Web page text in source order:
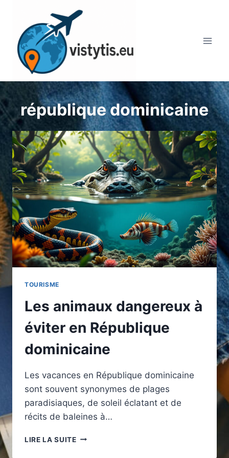
contenu
république dominicaine
TOURISME
Les animaux dangereux à
éviter en République
dominicaine
Les vacances en République dominicaine
sont souvent synonymes de plages
paradisiaques, de soleil éclatant et de
récits de baleines à…
LIRE LA SUITELES